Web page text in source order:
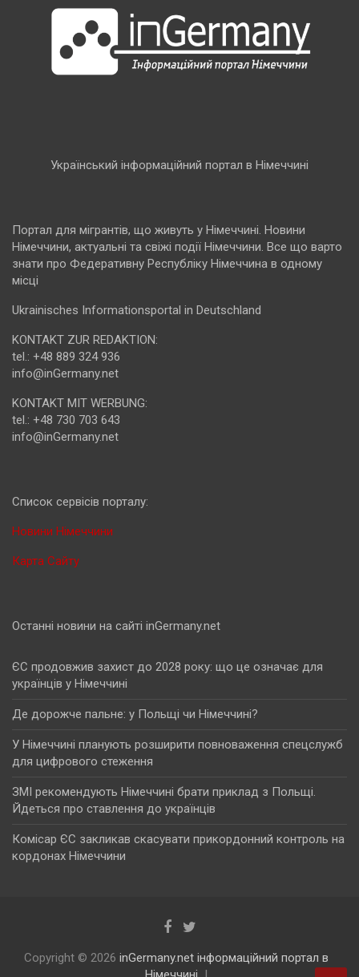
Український інформаційний портал в Німеччині
Портал для мігрантів, що живуть у Німеччині. Новини
Німеччини, актуальні та свіжі події Німеччини. Все що варто
знати про Федеративну Республіку Німеччина в одному
місці
Ukrainisches Informationsportal in Deutschland
KONTAKT ZUR REDAKTION:
tel.: +48 889 324 936
info@inGermany.net
KONTAKT MIT WERBUNG:
tel.: +48 730 703 643
info@inGermany.net
Cписок сервісів порталу:
Новини Німеччини
Карта Сайту
Останні новини на сайті inGermany.net
ЄС продовжив захист до 2028 року: що це означає для
українців у Німеччині
Де дорожче пальне: у Польщі чи Німеччині?
У Німеччині планують розширити повноваження спецслужб
для цифрового стеження
ЗМІ рекомендують Німеччині брати приклад з Польщі.
Йдеться про ставлення до українців
Комісар ЄС закликав скасувати прикордонний контроль на
кордонах Німеччини
Copyright © 2026 inGermany.net інформаційний портал в